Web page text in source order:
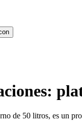
de 50 litros, es un